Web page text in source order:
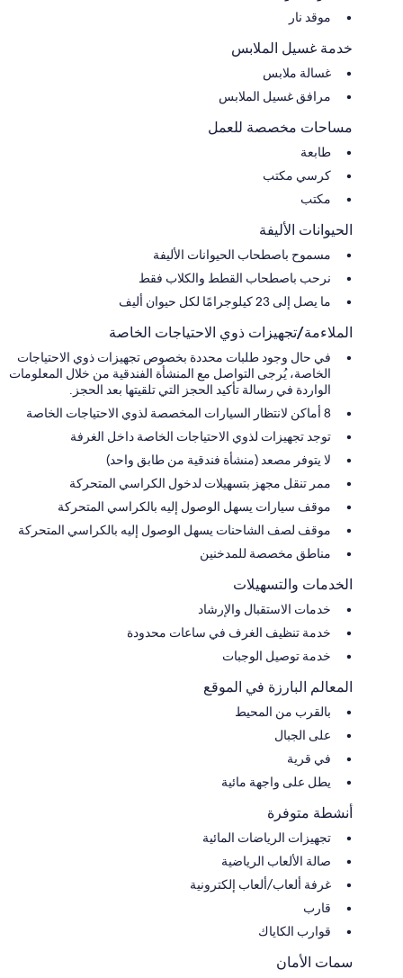
موقد نار
خدمة غسيل الملابس
غسالة ملابس
مرافق غسيل الملابس
مساحات مخصصة للعمل
طابعة
كرسي مكتب
مكتب
الحيوانات الأليفة
مسموح باصطحاب الحيوانات الأليفة
نرحب باصطحاب القطط والكلاب فقط
ما يصل إلى 23 كيلوجرامًا لكل حيوان أليف
الملاءمة/تجهيزات ذوي الاحتياجات الخاصة
في حال وجود طلبات محددة بخصوص تجهيزات ذوي الاحتياجات
الخاصة، يُرجى التواصل مع المنشأة الفندقية من خلال المعلومات
الواردة في رسالة تأكيد الحجز التي تلقيتها بعد الحجز.
8 أماكن لانتظار السيارات المخصصة لذوي الاحتياجات الخاصة
توجد تجهيزات لذوي الاحتياجات الخاصة داخل الغرفة
لا يتوفر مصعد (منشأة فندقية من طابق واحد)
ممر تنقل مجهز بتسهيلات لدخول الكراسي المتحركة
موقف سيارات يسهل الوصول إليه بالكراسي المتحركة
موقف لصف الشاحنات يسهل الوصول إليه بالكراسي المتحركة
مناطق مخصصة للمدخنين
الخدمات والتسهيلات
خدمات الاستقبال والإرشاد
خدمة تنظيف الغرف في ساعات محدودة
خدمة توصيل الوجبات
المعالم البارزة في الموقع
بالقرب من المحيط
على الجبال
في قرية
يطل على واجهة مائية
أنشطة متوفرة
تجهيزات الرياضات المائية
صالة الألعاب الرياضية
غرفة ألعاب/ألعاب إلكترونية
قارب
قوارب الكاياك
سمات الأمان